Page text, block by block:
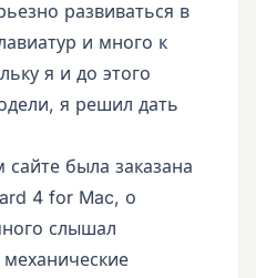
развиваться в
и много к
я и до этого
я решил дать
была заказана
4 for Mac, о
слышал